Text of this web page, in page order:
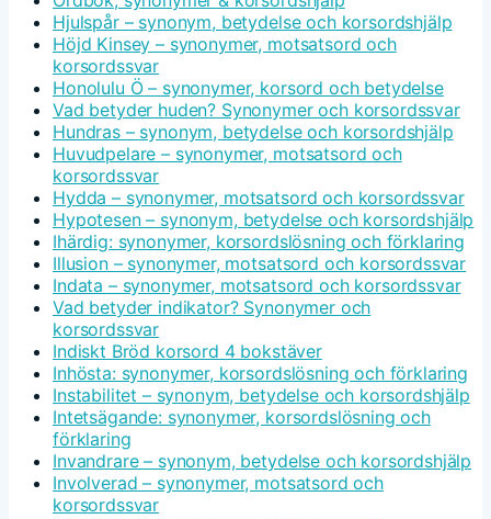
Hjulspår – synonym, betydelse och korsordshjälp
Höjd Kinsey – synonymer, motsatsord och
korsordssvar
Honolulu Ö – synonymer, korsord och betydelse
Vad betyder huden? Synonymer och korsordssvar
Hundras – synonym, betydelse och korsordshjälp
Huvudpelare – synonymer, motsatsord och
korsordssvar
Hydda – synonymer, motsatsord och korsordssvar
Hypotesen – synonym, betydelse och korsordshjälp
Ihärdig: synonymer, korsordslösning och förklaring
Illusion – synonymer, motsatsord och korsordssvar
Indata – synonymer, motsatsord och korsordssvar
Vad betyder indikator? Synonymer och
korsordssvar
Indiskt Bröd korsord 4 bokstäver
Inhösta: synonymer, korsordslösning och förklaring
Instabilitet – synonym, betydelse och korsordshjälp
Intetsägande: synonymer, korsordslösning och
förklaring
Invandrare – synonym, betydelse och korsordshjälp
Involverad – synonymer, motsatsord och
korsordssvar